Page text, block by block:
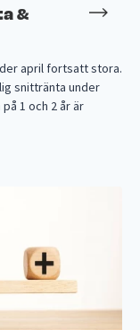
&
april fortsatt stora.
snittränta under
1 och 2 år är